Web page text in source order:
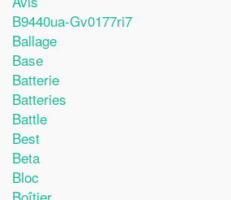
B9440ua-Gv0177ri7
Ballage
Base
Batterie
Batteries
Battle
Best
Beta
Bloc